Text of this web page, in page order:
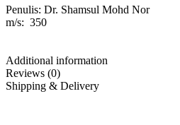
Penulis: Dr. Shamsul Mohd Nor
​​​​​​​m/s: 350
Additional information
Reviews (0)
Shipping & Delivery